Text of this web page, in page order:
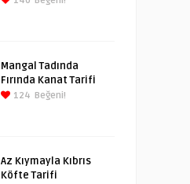
Mangal Tadında
Fırında Kanat Tarifi
124 Beğeni!
Az Kıymayla Kıbrıs
Köfte Tarifi